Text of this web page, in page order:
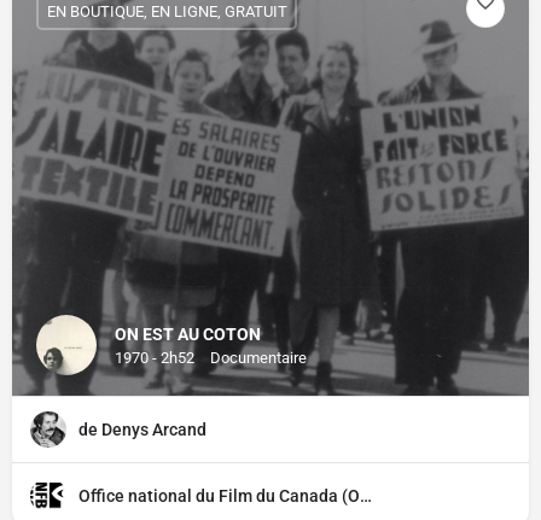
ON EST AU COTON
1970 - 2h52 Documentaire
EN BOUTIQUE, EN LIGNE, GRATUIT
de Denys Arcand
Office national du Film du Canada (ONF)